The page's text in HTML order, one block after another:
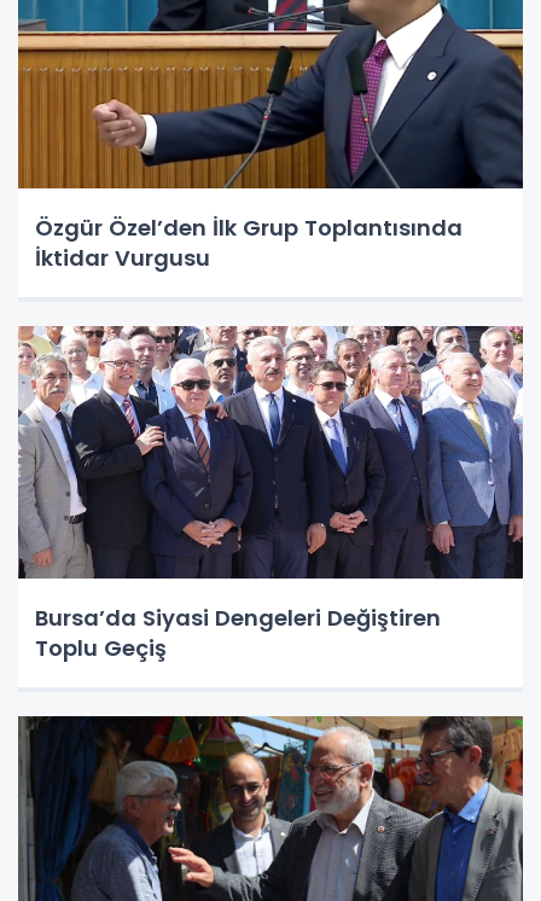
Özgür Özel’den İlk Grup Toplantısında
İktidar Vurgusu
Bursa’da Siyasi Dengeleri Değiştiren
Toplu Geçiş